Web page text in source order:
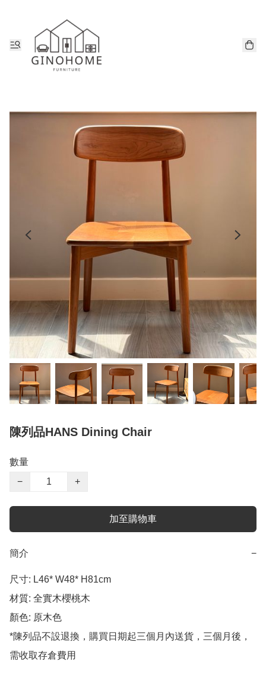
陳列品HANS Dining Chair
數量
−
+
加至購物車
簡介 −
尺寸: L46* W48* H81cm
材質: 全實木櫻桃木
顏色: 原木色
*陳列品不設退換，購買日期起三個月內送貨，三個月後，
需收取存倉費用